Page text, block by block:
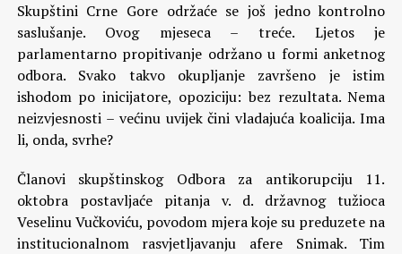
Skupštini Crne Gore održaće se još jedno kontrolno
saslušanje. Ovog mjeseca – treće. Ljetos je
parlamentarno propitivanje održano u formi anketnog
odbora. Svako takvo okupljanje završeno je istim
ishodom po inicijatore, opoziciju: bez rezultata. Nema
neizvjesnosti – većinu uvijek čini vladajuća koalicija. Ima
li, onda, svrhe?
Članovi skupštinskog Odbora za antikorupciju 11.
oktobra postavljaće pitanja v. d. državnog tužioca
Veselinu Vučkoviću, povodom mjera koje su preduzete na
institucionalnom rasvjetljavanju afere Snimak. Tim